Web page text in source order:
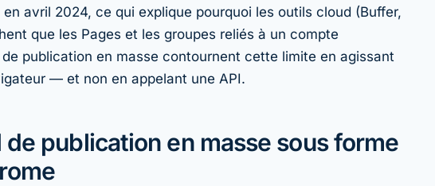
en avril 2024, ce qui explique pourquoi les outils cloud (Buffer,
que les Pages et les groupes reliés à un compte
publication en masse contournent cette limite en agissant
— et non en appelant une API.
de publication en masse sous forme